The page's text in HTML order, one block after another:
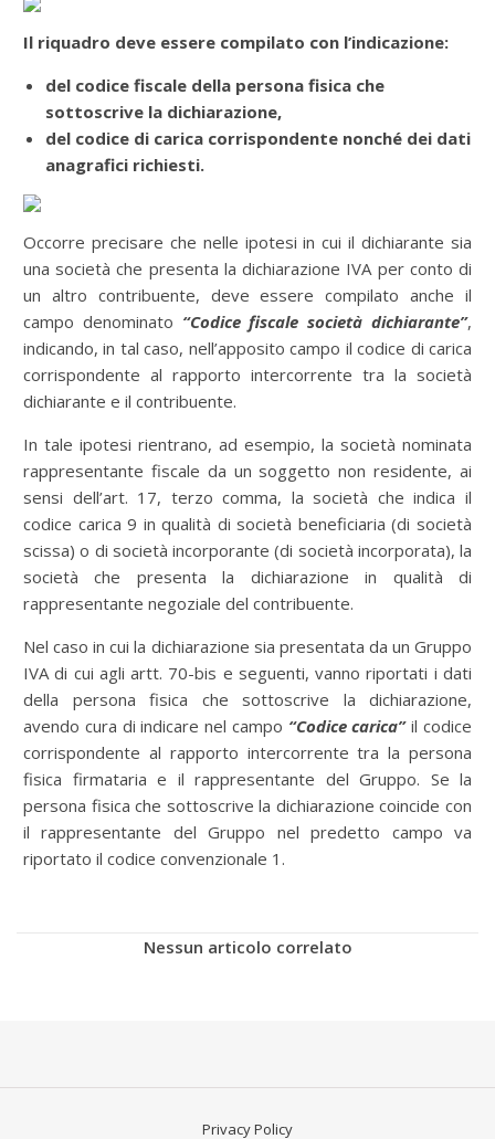
Il riquadro deve essere compilato con l’indicazione:
del codice fiscale della persona fisica che
sottoscrive la dichiarazione,
del codice di carica corrispondente nonché dei dati
anagrafici richiesti.
Occorre precisare che nelle ipotesi in cui il dichiarante sia
una società che presenta la dichiarazione IVA per conto di
un altro contribuente, deve essere compilato anche il
campo denominato “Codice fiscale società dichiarante”,
indicando, in tal caso, nell’apposito campo il codice di carica
corrispondente al rapporto intercorrente tra la società
dichiarante e il contribuente.
In tale ipotesi rientrano, ad esempio, la società nominata
rappresentante fiscale da un soggetto non residente, ai
sensi dell’art. 17, terzo comma, la società che indica il
codice carica 9 in qualità di società beneficiaria (di società
scissa) o di società incorporante (di società incorporata), la
società che presenta la dichiarazione in qualità di
rappresentante negoziale del contribuente.
Nel caso in cui la dichiarazione sia presentata da un Gruppo
IVA di cui agli artt. 70-bis e seguenti, vanno riportati i dati
della persona fisica che sottoscrive la dichiarazione,
avendo cura di indicare nel campo “Codice carica”il codice
corrispondente al rapporto intercorrente tra la persona
fisica firmataria e il rappresentante del Gruppo. Se la
persona fisica che sottoscrive la dichiarazione coincide con
il rappresentante del Gruppo nel predetto campo va
riportato il codice convenzionale 1.
Nessun articolo correlato
Privacy Policy